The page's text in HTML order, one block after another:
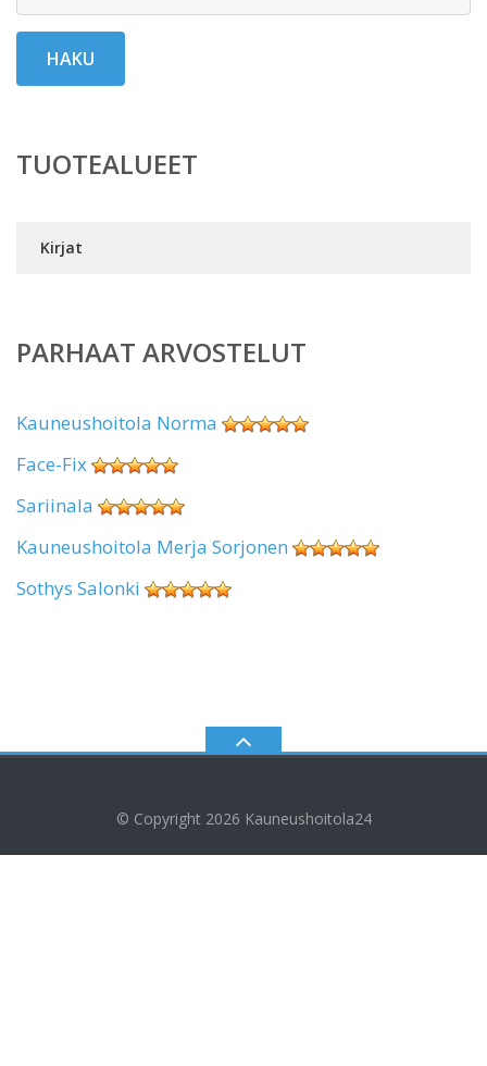
HAKU
TUOTEALUEET
Kirjat
PARHAAT ARVOSTELUT
Kauneushoitola Norma
Face-Fix
Sariinala
Kauneushoitola Merja Sorjonen
Sothys Salonki
© Copyright 2026 Kauneushoitola24